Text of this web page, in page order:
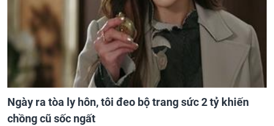
Ngày ra tòa ly hôn, tôi đeo bộ trang sức 2 tỷ khiến
chồng cũ sốc ngất